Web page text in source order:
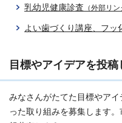
乳幼児健康診査 （外部リン
よい歯づくり講座、フッ
目標やアイデアを投稿
みなさんがたてた目標やア
った取り組みを募集します